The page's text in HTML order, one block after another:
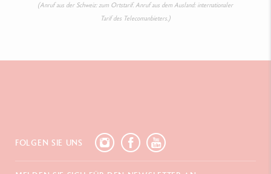
(Anruf aus der Schweiz: zum Ortstarif. Anruf aus dem Ausland: internationaler
Tarif des Telecomanbieters.)
FOLGEN SIE UNS